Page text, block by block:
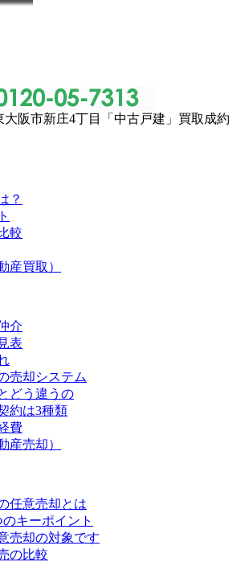
大阪市新庄4丁目「中古戸建」買取成約
？
較
産買取）
介
表
売却システム
どう違うの
約は3種類
費
産売却）
任意売却とは
キーポイント
売却の対象です
の比較